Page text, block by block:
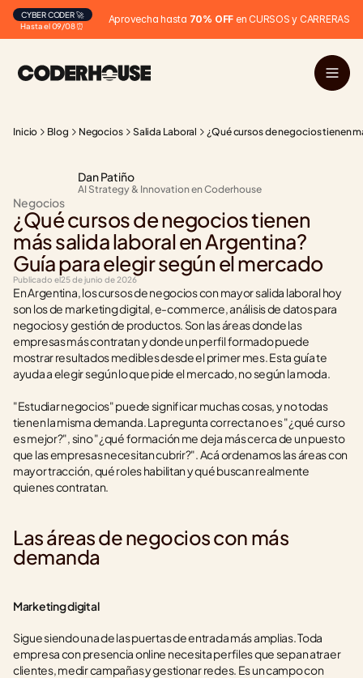
Hasta el 09/08 ⏰
CYBER CODER 🚀 Aprovecha hasta 70% OFF en CURSOS y CARRERAS
Inicio Blog Negocios Salida Laboral ¿Qué cursos de negocios tienen
Dan Patiño
AI Strategy & Innovation en Coderhouse
Negocios
¿Qué cursos de negocios tienen
más salida laboral en Argentina?
Guía para elegir según el mercado
Publicado el25 de junio de 2026
En Argentina, los cursos de negocios con mayor salida laboral hoy
son los de marketing digital, e-commerce, análisis de datos para
negocios y gestión de productos. Son las áreas donde las
empresas más contratan y donde un perfil formado puede
mostrar resultados medibles desde el primer mes. Esta guía te
ayuda a elegir según lo que pide el mercado, no según la moda.
"Estudiar negocios" puede significar muchas cosas, y no todas
tienen la misma demanda. La pregunta correcta no es "¿qué curso
es mejor?", sino "¿qué formación me deja más cerca de un puesto
que las empresas necesitan cubrir?". Acá ordenamos las áreas con
mayor tracción, qué roles habilitan y qué buscan realmente
quienes contratan.
Las áreas de negocios con más
demanda
Marketing digital
Sigue siendo una de las puertas de entrada más amplias. Toda
empresa con presencia online necesita perfiles que sepan atraer
clientes, medir campañas y gestionar redes. Es un campo con